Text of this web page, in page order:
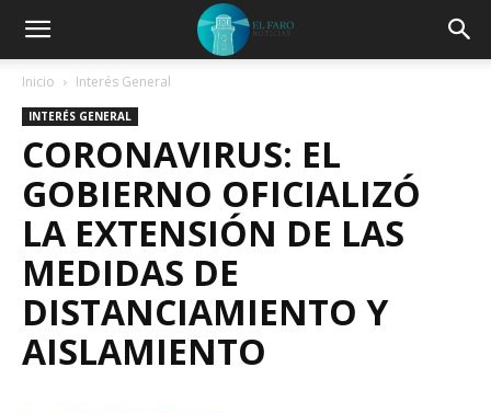
Inicio Interés General
INTERÉS GENERAL
CORONAVIRUS: EL
GOBIERNO OFICIALIZÓ
LA EXTENSIÓN DE LAS
MEDIDAS DE
DISTANCIAMIENTO Y
AISLAMIENTO